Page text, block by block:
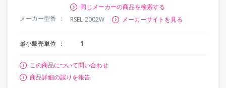
同じメーカーの商品を検索する
メーカー型番
RSEL-2002W メーカーサイトを見る
最小販売単位 1
この商品について問い合わせ
商品詳細の誤りを報告